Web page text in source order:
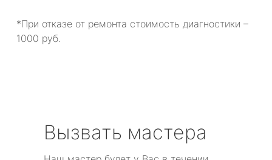
*При отказе от ремонта стоимость диагностики –
1000 руб.
Вызвать мастера